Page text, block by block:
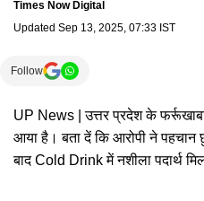
Times Now Digital
Updated Sep 13, 2025, 07:33 IST
Follow
UP News | उत्तर प्रदेश के
आया है। बता दें कि आरोपी ने
बाद Cold Drink में नशीला पदार्थ